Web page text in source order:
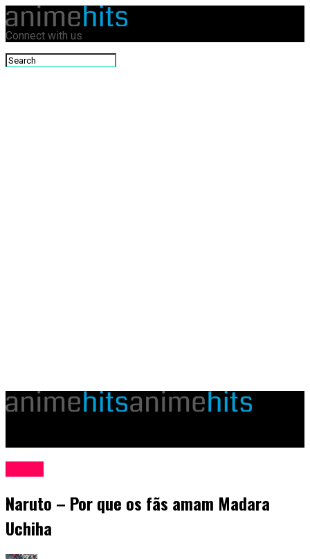
Connect with us
Naruto – Por que os fãs amam Madara
Uchiha